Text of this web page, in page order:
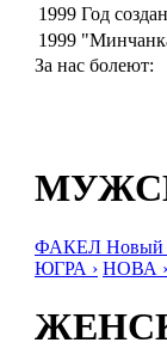
1999 Год
1999
За нас болеют:
ФАКЕЛ Новый
ЮГРА › НОВА ›